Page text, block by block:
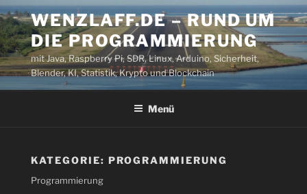
Zum
Inhalt
springen
WENZLAFF.DE – RUND UM
DIE PROGRAMMIERUNG
mit Java, Raspberry Pi, SDR, Linux, Arduino, Sicherheit,
Blender, KI, Statistik, Krypto und Blockchain
Menü
KATEGORIE: PROGRAMMIERUNG
Programmierung